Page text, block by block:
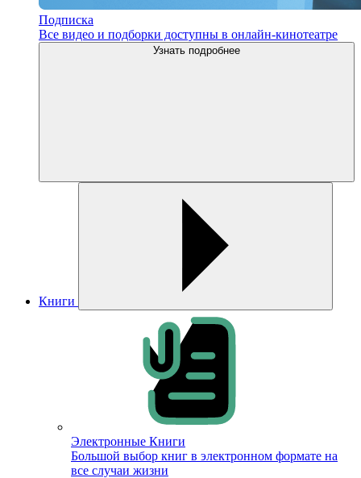
Подписка
Все видео и подборки доступны в онлайн-кинотеатре
Книги
Электронные Книги
Большой выбор книг в электронном формате на
все случаи жизни